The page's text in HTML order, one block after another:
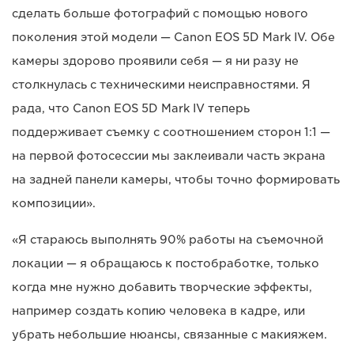
сделать больше фотографий с помощью нового
поколения этой модели — Canon EOS 5D Mark IV. Обе
камеры здорово проявили себя — я ни разу не
столкнулась с техническими неисправностями. Я
рада, что Canon EOS 5D Mark IV теперь
поддерживает съемку с соотношением сторон 1:1 —
на первой фотосессии мы заклеивали часть экрана
на задней панели камеры, чтобы точно формировать
композиции».
«Я стараюсь выполнять 90% работы на съемочной
локации — я обращаюсь к постобработке, только
когда мне нужно добавить творческие эффекты,
например создать копию человека в кадре, или
убрать небольшие нюансы, связанные с макияжем.